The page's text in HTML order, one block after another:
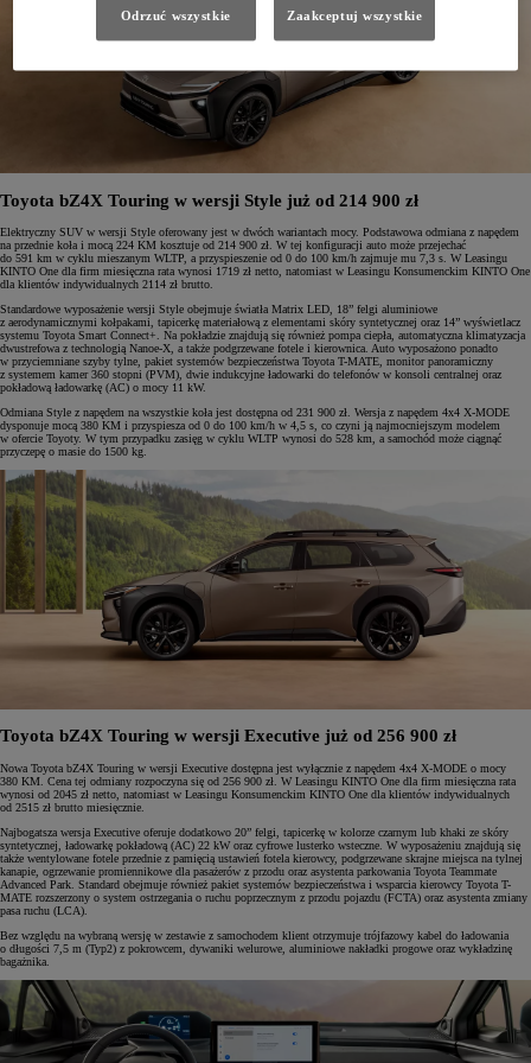
Toyota bZ4X Touring w wersji Style już od 214 900 zł
Elektryczny SUV w wersji Style oferowany jest w dwóch wariantach mocy. Podstawowa odmiana z napędem
na przednie koła i mocą 224 KM kosztuje od 214 900 zł. W tej konfiguracji auto może przejechać
do 591 km w cyklu mieszanym WLTP, a przyspieszenie od 0 do 100 km/h zajmuje mu 7,3 s. W Leasingu
KINTO One dla firm miesięczna rata wynosi 1719 zł netto, natomiast w Leasingu Konsumenckim KINTO One
dla klientów indywidualnych 2114 zł brutto.
Standardowe wyposażenie wersji Style obejmuje światła Matrix LED, 18” felgi aluminiowe
z aerodynamicznymi kołpakami, tapicerkę materiałową z elementami skóry syntetycznej oraz 14” wyświetlacz
systemu Toyota Smart Connect+. Na pokładzie znajdują się również pompa ciepła, automatyczna klimatyzacja
dwustrefowa z technologią Nanoe-X, a także podgrzewane fotele i kierownica. Auto wyposażono ponadto
w przyciemniane szyby tylne, pakiet systemów bezpieczeństwa Toyota T-MATE, monitor panoramiczny
z systemem kamer 360 stopni (PVM), dwie indukcyjne ładowarki do telefonów w konsoli centralnej oraz
pokładową ładowarkę (AC) o mocy 11 kW.
Odmiana Style z napędem na wszystkie koła jest dostępna od 231 900 zł. Wersja z napędem 4x4 X-MODE
dysponuje mocą 380 KM i przyspiesza od 0 do 100 km/h w 4,5 s, co czyni ją najmocniejszym modelem
w ofercie Toyoty. W tym przypadku zasięg w cyklu WLTP wynosi do 528 km, a samochód może ciągnąć
przyczepę o masie do 1500 kg.
Toyota bZ4X Touring w wersji Executive już od 256 900 zł
Nowa Toyota bZ4X Touring w wersji Executive dostępna jest wyłącznie z napędem 4x4 X-MODE o mocy
380 KM. Cena tej odmiany rozpoczyna się od 256 900 zł. W Leasingu KINTO One dla firm miesięczna rata
wynosi od 2045 zł netto, natomiast w Leasingu Konsumenckim KINTO One dla klientów indywidualnych
od 2515 zł brutto miesięcznie.
Najbogatsza wersja Executive oferuje dodatkowo 20” felgi, tapicerkę w kolorze czarnym lub khaki ze skóry
syntetycznej, ładowarkę pokładową (AC) 22 kW oraz cyfrowe lusterko wsteczne. W wyposażeniu znajdują się
także wentylowane fotele przednie z pamięcią ustawień fotela kierowcy, podgrzewane skrajne miejsca na tylnej
kanapie, ogrzewanie promiennikowe dla pasażerów z przodu oraz asystenta parkowania Toyota Teammate
Advanced Park. Standard obejmuje również pakiet systemów bezpieczeństwa i wsparcia kierowcy Toyota T-
MATE rozszerzony o system ostrzegania o ruchu poprzecznym z przodu pojazdu (FCTA) oraz asystenta zmiany
pasa ruchu (LCA).
Bez względu na wybraną wersję w zestawie z samochodem klient otrzymuje trójfazowy kabel do ładowania
o długości 7,5 m (Typ2) z pokrowcem, dywaniki welurowe, aluminiowe nakładki progowe oraz wykładzinę
bagażnika.
Odrzuć wszystkie Zaakceptuj wszystkie